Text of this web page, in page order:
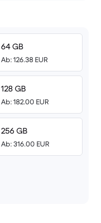
64 GB
Ab: 126.38 EUR
128 GB
Ab: 182.00 EUR
256 GB
Ab: 316.00 EUR